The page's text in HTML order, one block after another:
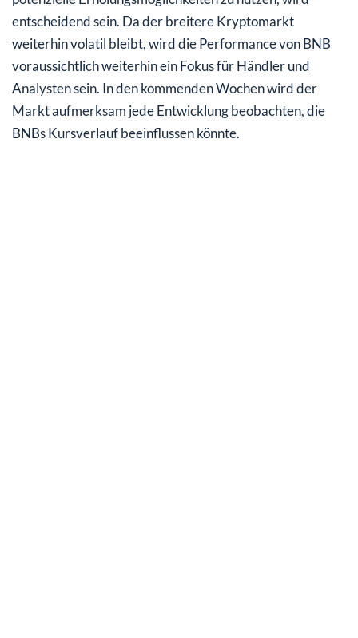
entscheidend sein. Da der breitere Kryptomarkt
weiterhin volatil bleibt, wird die Performance von BNB
voraussichtlich weiterhin ein Fokus für Händler und
Analysten sein. In den kommenden Wochen wird der
Markt aufmerksam jede Entwicklung beobachten, die
BNBs Kursverlauf beeinflussen könnte.